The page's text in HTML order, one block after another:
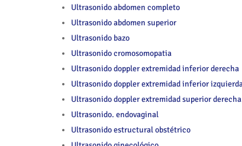
Hit enter to search or ESC to close
Ultrasonido abdomen completo
Ultrasonido abdomen superior
Ultrasonido bazo
Ultrasonido cromosomopatia
Ultrasonido doppler extremidad inferior derecha
Ultrasonido doppler extremidad inferior
Ultrasonido doppler extremidad superior derecha
Ultrasonido. endovaginal
Ultrasonido estructural obstétrico